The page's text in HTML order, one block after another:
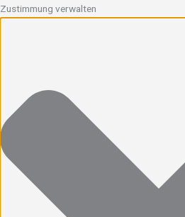
Zustimmung verwalten